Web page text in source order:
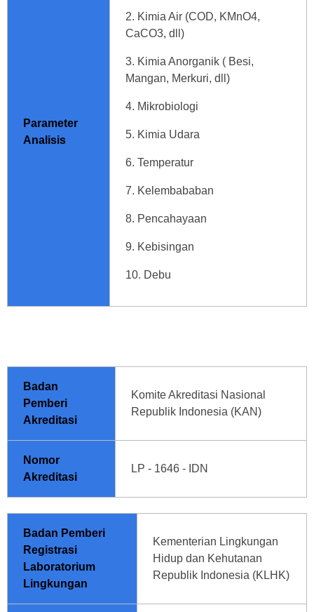
Parameter
Analisis
Kimia Air (COD, KMnO4,
CaCO3, dll)
Kimia Anorganik ( Besi,
Mangan, Merkuri, dll)
Mikrobiologi
Kimia Udara
Temperatur
Kelembababan
Pencahayaan
Kebisingan
Debu
Badan
Pemberi
Akreditasi
Komite Akreditasi Nasional
Republik Indonesia (KAN)
Nomor
Akreditasi
LP - 1646 - IDN
Badan Pemberi
Registrasi
Laboratorium
Lingkungan
Kementerian Lingkungan
Hidup dan Kehutanan
Republik Indonesia (KLHK)